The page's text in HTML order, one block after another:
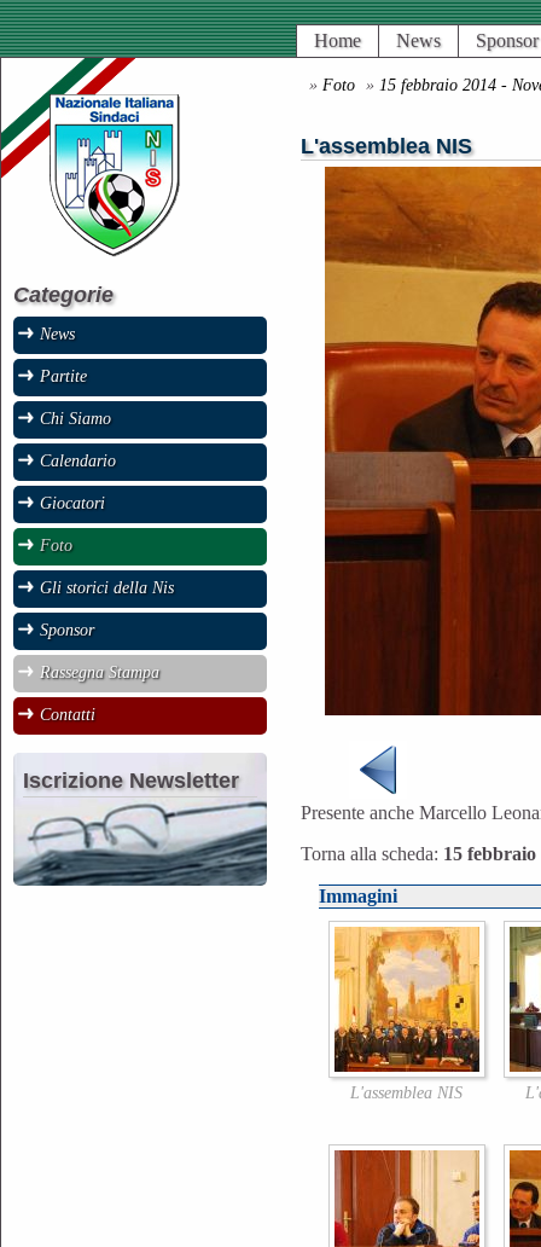
Home News Sponsor
» Foto » 15 febbraio 2014 -
L'assemblea NIS
Presente anche Marcello
Torna alla scheda: 15
Immagini
L'assemblea NIS
Categorie
News
Partite
Chi Siamo
Calendario
Giocatori
Foto
Gli storici della Nis
Sponsor
Rassegna Stampa
Contatti
Iscrizione Newsletter